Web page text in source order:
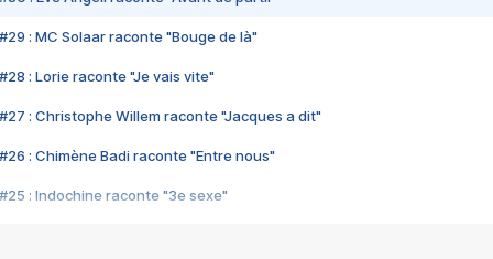
#29 : MC Solaar raconte "Bouge de là"
#28 : Lorie raconte "Je vais vite"
#27 : Christophe Willem raconte "Jacques a dit"
#26 : Chimène Badi raconte "Entre nous"
#25 : Indochine raconte "3e sexe"